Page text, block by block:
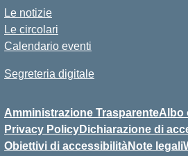
Le notizie
Le circolari
Calendario eventi
Segreteria digitale
Amministrazione TrasparenteAlbo
Privacy PolicyDichiarazione di
Obiettivi di accessibilitàNote legali